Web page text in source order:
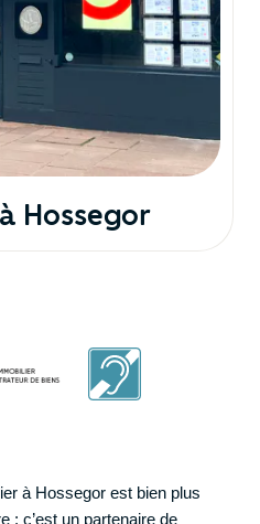
Hossegor
à Hossegor est bien plus
: c’est un partenaire de